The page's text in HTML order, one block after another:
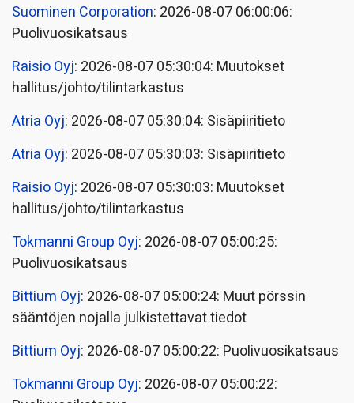
Suominen Corporation: 2026-08-07 06:00:06:
Puolivuosikatsaus
Raisio Oyj: 2026-08-07 05:30:04: Muutokset
hallitus/johto/tilintarkastus
Atria Oyj: 2026-08-07 05:30:04: Sisäpiiritieto
Atria Oyj: 2026-08-07 05:30:03: Sisäpiiritieto
Raisio Oyj: 2026-08-07 05:30:03: Muutokset
hallitus/johto/tilintarkastus
Tokmanni Group Oyj: 2026-08-07 05:00:25:
Puolivuosikatsaus
Bittium Oyj: 2026-08-07 05:00:24: Muut pörssin
sääntöjen nojalla julkistettavat tiedot
Bittium Oyj: 2026-08-07 05:00:22: Puolivuosikatsaus
Tokmanni Group Oyj: 2026-08-07 05:00:22: